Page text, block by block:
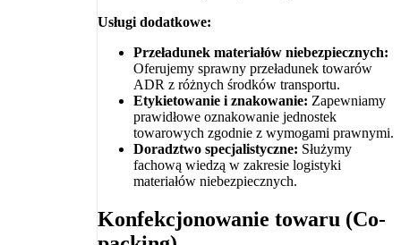
Usługi dodatkowe:
Przeładunek materiałów niebezpiecznych:
Oferujemy sprawny przeładunek towarów
ADR z różnych środków transportu.
Etykietowanie i znakowanie: Zapewniamy
prawidłowe oznakowanie jednostek
towarowych zgodnie z wymogami prawnymi.
Doradztwo specjalistyczne: Służymy
fachową wiedzą w zakresie logistyki
materiałów niebezpiecznych.
Konfekcjonowanie towaru (Co-